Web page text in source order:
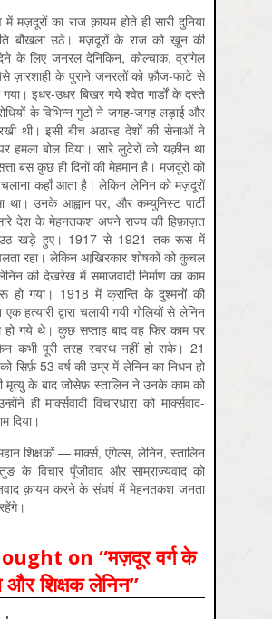
मज़दूरों का राज क़ायम होते ही सारी दुनिया
बौखला उठे। मज़दूरों के राज को ख़ून की
के लिए जनरल देनिकिन, कोल्चाक, व्रांगेल
ज़ारशाही के पुराने जनरलों को फ़ौज-फाटे से
इधर-उधर बिखर गये श्वेत गार्डों के दस्ते
के विभिन्न गुटों ने जगह-जगह लड़ाई और
थी। इसी बीच अठारह देशों की सेनाओं ने
हमला बोल दिया। सारे लुटेरों को यक़ीन था
बस कुछ ही दिनों की मेहमान है। मज़दूरों को
कहाँ आता है। लेकिन लेनिन को मज़दूरों
था। उनके आह्वान पर, और कम्युनिस्ट पार्टी
देश के मेहनतकश अपने राज्य की हिफ़ाज़त
खड़े हुए। 1917 से 1921 तक रूस में
रहा। लेकिन आखि़रकार शोषकों को कुचल
की देखरेख में समाजवादी निर्माण का काम
हो गया। 1918 में क्रान्ति के दुश्मनों की
हत्यारी द्वारा चलायी गयी गोलियों से लेनिन
हो गये थे। कुछ सप्ताह बाद वह फिर काम पर
कभी पूरी तरह स्वस्थ नहीं हो सके। 21
सिर्फ़ 53 वर्ष की उम्र में लेनिन का निधन हो
मृत्यु के बाद जोसेफ़ स्तालिन ने उनके काम को
ही मार्क्सवादी विचारधारा को मार्क्सवाद-
दिया।
महान शिक्षकों — मार्क्स, एंगेल्स, लेनिन, स्तालिन
के विचार पूँजीवाद और साम्राज्यवाद को
क़ायम करने के संघर्ष में मेहनतकश जनता
on “मज़दूर वर्ग के
और शिक्षक लेनिन”